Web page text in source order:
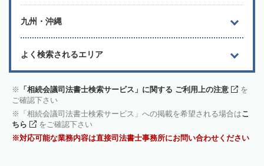
九州・沖縄
よく検索されるエリア
「相続会議司法書士検索サービス」に関する ご利用上の注意
を
ご確認下さい
「相続会議司法書士検索サービス」への掲載を希望される場合はこ
ちら
をご確認下さい
対応可能な業務内容は直接司法書士事務所にお問い合わせください